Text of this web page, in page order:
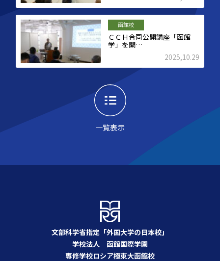
一覧表示
函館校
ＣＣＨ合同公開講座「函館
学」を開…
2025,10.29
文部科学省指定「外国大学の日本校」
学校法人 函館国際学園
専修学校ロシア極東大函館校